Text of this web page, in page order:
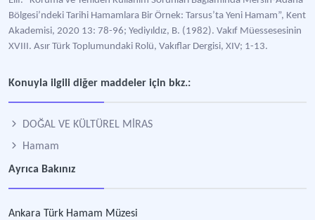
Bölgesi’ndeki Tarihi Hamamlara Bir Örnek: Tarsus’ta Yeni Hamam”, Kent
Akademisi, 2020 13: 78-96; Yediyıldız, B. (1982). Vakıf Müessesesinin
XVIII. Asır Türk Toplumundaki Rolü, Vakıflar Dergisi, XIV; 1-13.
Konuyla ilgili diğer maddeler için bkz.:
DOĞAL VE KÜLTÜREL MİRAS
Hamam
Ayrıca Bakınız
Ankara Türk Hamam Müzesi